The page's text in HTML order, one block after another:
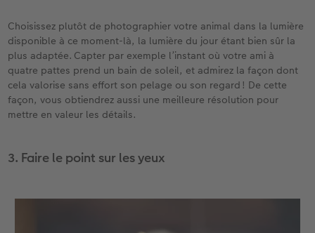
Choisissez plutôt de photographier votre animal dans la lumière
disponible à ce moment-là, la lumière du jour étant bien sûr la
plus adaptée. Capter par exemple l’instant où votre ami à
quatre pattes prend un bain de soleil, et admirez la façon dont
cela valorise sans effort son pelage ou son regard ! De cette
façon, vous obtiendrez aussi une meilleure résolution pour
mettre en valeur les détails.
3. Faire le point sur les yeux